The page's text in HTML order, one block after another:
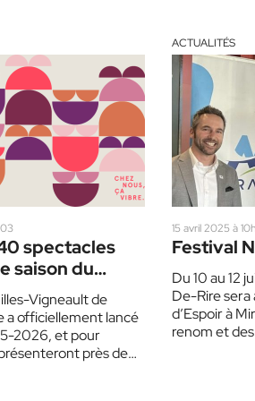
spectacles
saison du
Vigneault
Vigneault de
a officiellement lancé
2026, et pour
près de
ACTUALITÉS
15 avril 2025 à
Festival
Du 10 au 12
De-Rire sera
d’Espoir à
renom et